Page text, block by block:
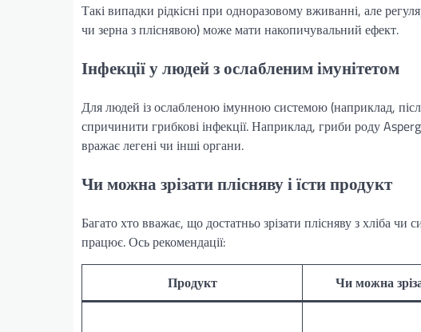
Такі випадки рідкісні при одноразовому вживанні, але
чи зерна з пліснявою) може мати накопичувальний ефект.
Інфекції у людей з ослабленим імунітетом
Для людей із ослабленою імунною системою (наприклад,
спричинити грибкові інфекції. Наприклад, гриби роду
вражає легені чи інші органи.
Чи можна зрізати плісняву і їсти продукт
Багато хто вважає, що достатньо зрізати плісняву з хліба
працює. Ось рекомендації:
Продукт Чи можна